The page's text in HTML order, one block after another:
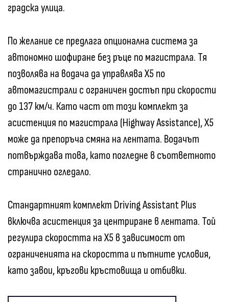
градска улица.
По желание се предлага опционална система за
автономно шофиране без ръце по магистрала. Тя
позволява на водача да управлява X5 по
автомагистрали с ограничен достъп при скорости
до 137 км/ч. Като част от този комплект за
асистенция по магистрала (Highway Assistance), X5
може да препоръча смяна на лентата. Водачът
потвърждава това, като погледне в съответното
странично огледало.
Стандартният комплект Driving Assistant Plus
включва асистенция за центриране в лентата. Той
регулира скоростта на X5 в зависимост от
ограниченията на скоростта и пътните условия,
като завои, кръгови кръстовища и отбивки.